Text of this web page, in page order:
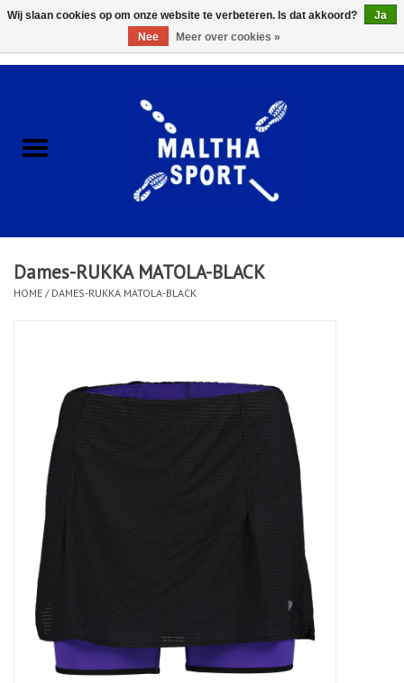
ACCESSOIRES/HARDWARE
KLEDING
CLUBSHOPS
Afspraak Loop Analyse
Diensten
Merken
Dames-RUKKA MATOLA-BLACK
HOME / DAMES-RUKKA MATOLA-BLACK
Wij slaan cookies op om onze website te verbeteren. Is dat akkoord?
Ja
Nee
Meer over cookies »